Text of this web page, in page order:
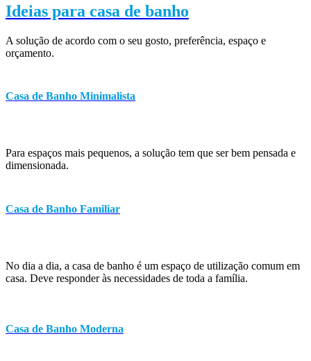
Ideias para casa de banho
A solução de acordo com o seu gosto, preferência, espaço e
orçamento.
Casa de Banho Minimalista
Para espaços mais pequenos, a solução tem que ser bem pensada e
dimensionada.
Casa de Banho Familiar
No dia a dia, a casa de banho é um espaço de utilização comum em
casa. Deve responder às necessidades de toda a família.
Casa de Banho Moderna